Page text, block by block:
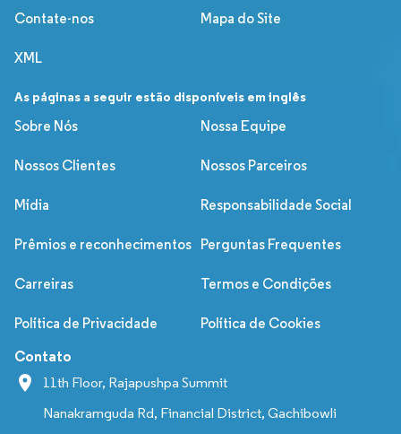
Contate-nos Mapa do Site
XML
As páginas a seguir estão disponíveis em inglês
Sobre Nós
Nossa Equipe
Nossos Clientes Nossos Parceiros
Mídia Responsabilidade Social
Prêmios e reconhecimentos Perguntas Frequentes
Carreiras Termos e Condições
Política de Privacidade Política de Cookies
Contato
11th Floor, Rajapushpa Summit
Nanakramguda Rd, Financial District, Gachibowli